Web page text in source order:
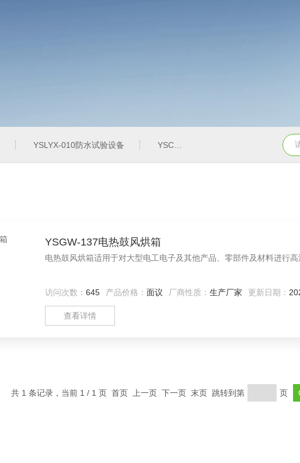
YSLYX-010防水试验设备 YSCYS-010臭氧老化试验设备
YSGW-137电热鼓风烘箱
电热鼓风烘箱适用于对大型电工电子及其他产品、零部件及材料进行
访问次数： 645 产品价格： 面议 厂商性质： 生产厂家 更新日期：
查看详情
共 1 条记录，当前 1 / 1 页 首页 上一页 下一页 末页 跳转到第
页